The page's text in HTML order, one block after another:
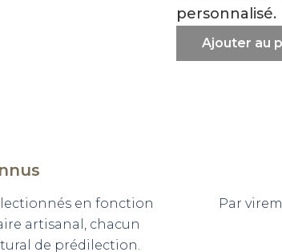
personnalisé.
Ajouter au
en fonction
artisanal, chacun
de prédilection.
Par